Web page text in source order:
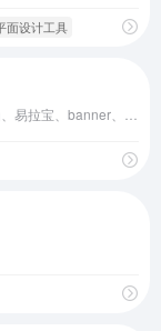
面设计工具